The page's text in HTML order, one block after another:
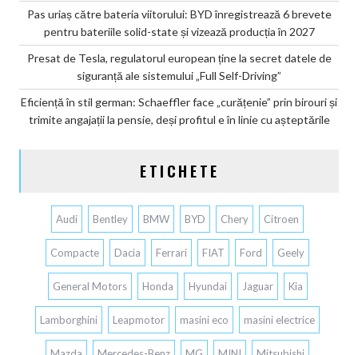
Pas uriaș către bateria viitorului: BYD înregistrează 6 brevete
pentru bateriile solid-state și vizează producția în 2027
Presat de Tesla, regulatorul european ține la secret datele de
siguranță ale sistemului „Full Self-Driving”
Eficiență în stil german: Schaeffler face „curățenie” prin birouri și
trimite angajații la pensie, deși profitul e în linie cu așteptările
ETICHETE
Audi Bentley BMW BYD Chery Citroen
Compacte Dacia Ferrari FIAT Ford Geely
General Motors Honda Hyundai Jaguar Kia
Lamborghini Leapmotor masini eco masini electrice